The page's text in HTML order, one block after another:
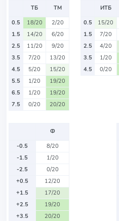
ТБ
ТМ
0.5
18/20
2/20
1.5
14/20
6/20
2.5
11/20
9/20
3.5
7/20
13/20
4.5
5/20
15/20
5.5
1/20
19/20
6.5
1/20
19/20
7.5
0/20 20/20
ИТБ
0.5
15/20
1.5
7/20
2.5
4/20
3.5
1/20
4.5
0/20
Ф
-0.5
8/20
-1.5
1/20
-2.5
0/20
+0.5
12/20
+1.5
17/20
+2.5
19/20
+3.5
20/20